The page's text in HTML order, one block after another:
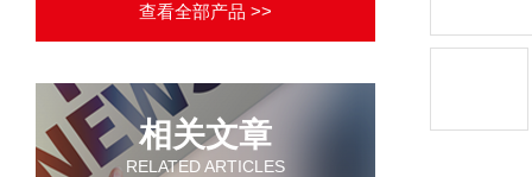
查看全部产品 >>
相关文章
RELATED ARTICLES